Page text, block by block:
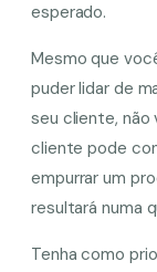
esperado.
Mesmo que
puder lidar de
seu cliente, não
cliente pode
empurrar um
resultará numa
Tenha como